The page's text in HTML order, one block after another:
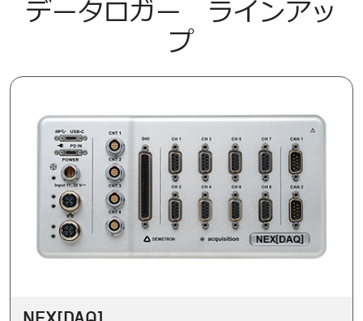
データロガー ラインアッ
プ